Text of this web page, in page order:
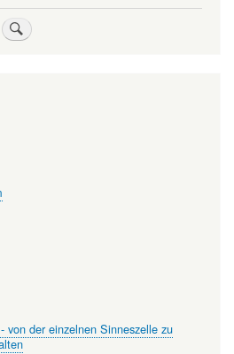
von der einzelnen Sinneszelle zu